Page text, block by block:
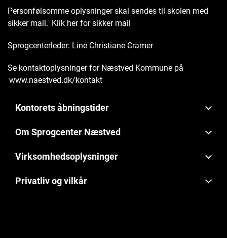
Personfølsomme oplysninger skal sendes til skolen med
sikker mail. Klik her for sikker mail
Sprogcenterleder: Line Christiane Cramer
Se kontaktoplysninger for Næstved Kommune på
www.naestved.dk/kontakt
Kontorets åbningstider
Om Sprogcenter Næstved
Virksomhedsoplysninger
Privatliv og vilkår